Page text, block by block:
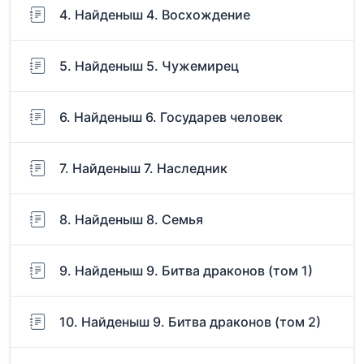
4. Найденыш 4. Восхождение
5. Найденыш 5. Чужемирец
6. Найденыш 6. Государев человек
7. Найденыш 7. Наследник
8. Найденыш 8. Семья
9. Найденыш 9. Битва драконов (том 1)
10. Найденыш 9. Битва драконов (том 2)